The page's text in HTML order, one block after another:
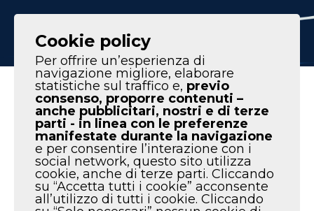
Homepage |Prodotti | Serie Compack
SERIE
Cookie policy
Per offrire un’esperienza di
navigazione migliore, elaborare
statistiche sul traffico e, previo
consenso, proporre contenuti –
anche pubblicitari, nostri e di terze
parti - in linea con le preferenze
manifestate durante la navigazione
e per consentire l’interazione con i
social network, questo sito utilizza
cookie, anche di terze parti. Cliccando
su “Accetta tutti i cookie” acconsente
all’utilizzo di tutti i cookie. Cliccando